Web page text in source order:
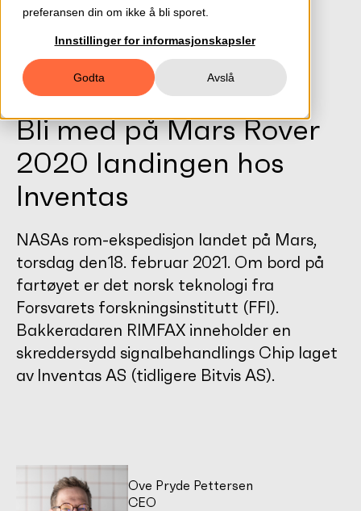
preferansen din om ikke å bli sporet.
Innstillinger for informasjonskapsler
Godta Avslå
Bli med på Mars Rover
2020 landingen hos
Inventas
NASAs rom-ekspedisjon landet på Mars,
torsdag den18. februar 2021. Om bord på
fartøyet er det norsk teknologi fra
Forsvarets forskningsinstitutt (FFI).
Bakkeradaren RIMFAX inneholder en
skreddersydd signalbehandlings Chip laget
av Inventas AS (tidligere Bitvis AS).
Ove Pryde Pettersen
CEO